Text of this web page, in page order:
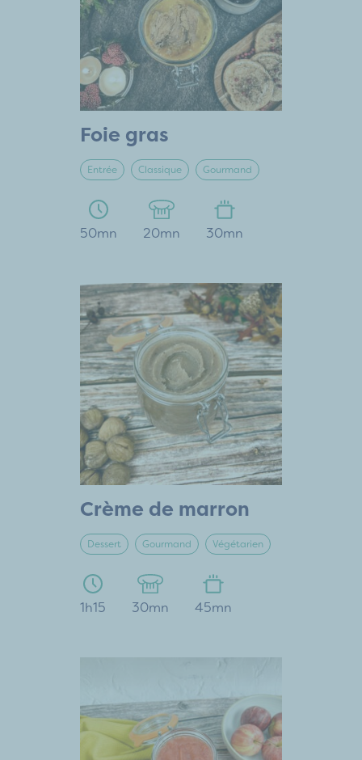
Foie gras
Entrée Classique Gourmand
50mn 20mn 30mn
Crème de marron
Dessert Gourmand Végétarien
1h15 30mn 45mn